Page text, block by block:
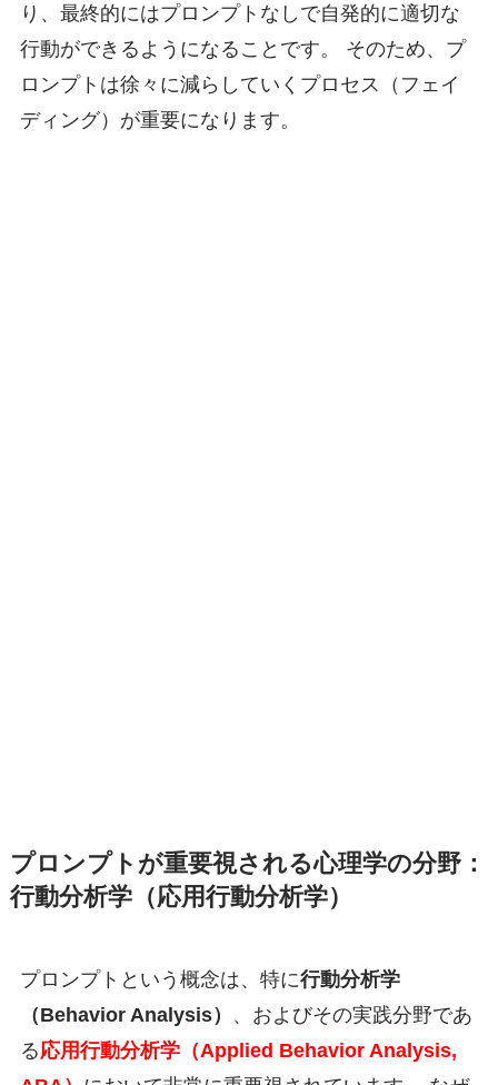
り、最終的にはプロンプトなしで自発的に適切な
行動ができるようになることです。 そのため、プ
ロンプトは徐々に減らしていくプロセス（フェイ
ディング）が重要になります。
プロンプトが重要視される心理学の分野：
行動分析学（応用行動分析学）
プロンプトという概念は、特に行動分析学
（Behavior Analysis）
、およびその実践分野であ
る応用行動分析学（Applied Behavior Analysis,